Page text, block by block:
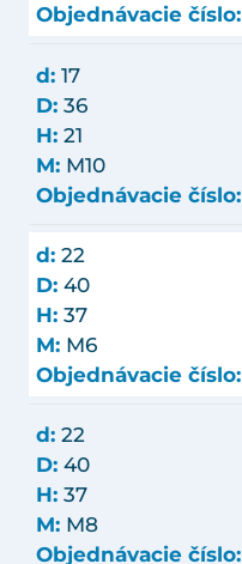
Objednávacie číslo:
d: 17
D: 36
H: 21
M: M10
Objednávacie číslo:
d: 22
D: 40
H: 37
M: M6
Objednávacie číslo:
d: 22
D: 40
H: 37
M: M8
Objednávacie číslo: